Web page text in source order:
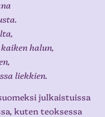
halun,
liekkien.
julkaistuissa
kuten teoksessa